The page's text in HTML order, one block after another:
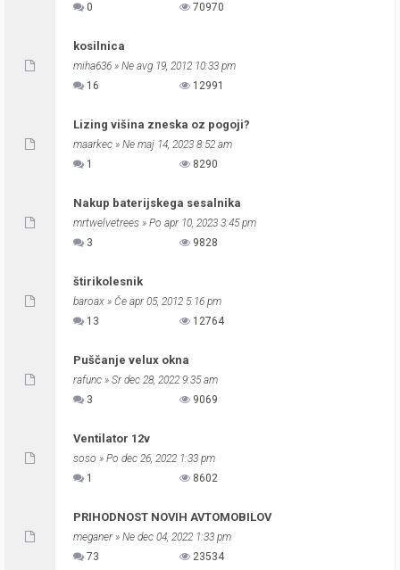
0
70970
kosilnica
miha636 » Ne avg 19, 2012 10:33 pm
16
12991
Lizing višina zneska oz pogoji?
maarkec » Ne maj 14, 2023 8:52 am
1
8290
Nakup baterijskega sesalnika
mrtwelvetrees » Po apr 10, 2023 3:45 pm
3
9828
štirikolesnik
baroax » Če apr 05, 2012 5:16 pm
13
12764
Puščanje velux okna
rafunc » Sr dec 28, 2022 9:35 am
3
9069
Ventilator 12v
soso » Po dec 26, 2022 1:33 pm
1
8602
PRIHODNOST NOVIH AVTOMOBILOV
meganer» Ne dec 04, 2022 1:33 pm
73
23534